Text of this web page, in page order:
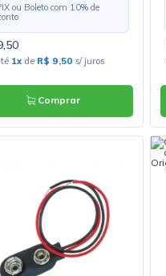
ou Boleto com 10% de
1x de R$ 9,50 s/ juros
Comprar